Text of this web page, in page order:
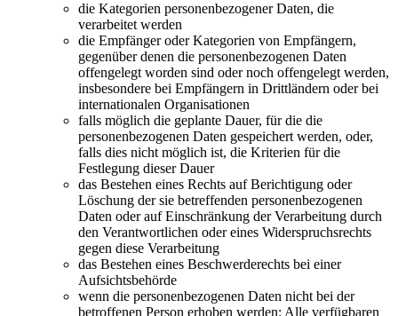
die Kategorien personenbezogener Daten, die
verarbeitet werden
die Empfänger oder Kategorien von Empfängern,
gegenüber denen die personenbezogenen Daten
offengelegt worden sind oder noch offengelegt werden,
insbesondere bei Empfängern in Drittländern oder bei
internationalen Organisationen
falls möglich die geplante Dauer, für die die
personenbezogenen Daten gespeichert werden, oder,
falls dies nicht möglich ist, die Kriterien für die
Festlegung dieser Dauer
das Bestehen eines Rechts auf Berichtigung oder
Löschung der sie betreffenden personenbezogenen
Daten oder auf Einschränkung der Verarbeitung durch
den Verantwortlichen oder eines Widerspruchsrechts
gegen diese Verarbeitung
das Bestehen eines Beschwerderechts bei einer
Aufsichtsbehörde
wenn die personenbezogenen Daten nicht bei der
betroffenen Person erhoben werden: Alle verfügbaren